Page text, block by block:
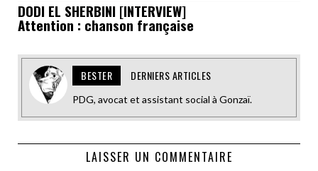
DODI EL SHERBINI [INTERVIEW]
Attention : chanson française
BESTER DERNIERS ARTICLES
PDG, avocat et assistant social à Gonzaï.
LAISSER UN COMMENTAIRE